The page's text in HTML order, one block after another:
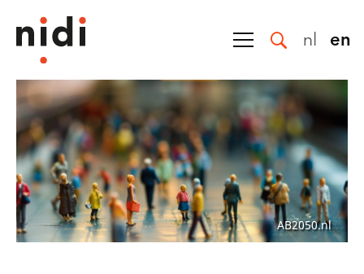
nl en
AB2050.nl